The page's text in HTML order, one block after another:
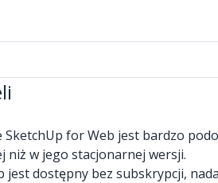
for Web jest bardzo
niż w jego stacjonarnej wersji.
dostępny bez subskrypcji,